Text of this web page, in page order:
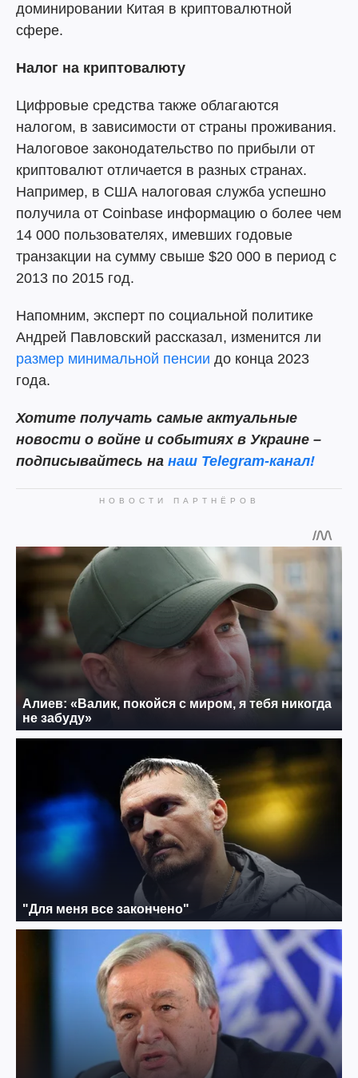
доминировании Китая в криптовалютной
сфере.
Налог на криптовалюту
Цифровые средства также облагаются
налогом, в зависимости от страны проживания.
Налоговое законодательство по прибыли от
криптовалют отличается в разных странах.
Например, в США налоговая служба успешно
получила от Coinbase информацию о более чем
14 000 пользователях, имевших годовые
транзакции на сумму свыше $20 000 в период с
2013 по 2015 год.
Напомним, эксперт по социальной политике
Андрей Павловский рассказал, изменится ли
размер минимальной пенсии до конца 2023
года.
Хотите получать самые актуальные
новости о войне и событиях в Украине –
подписывайтесь на наш Telegram-канал!